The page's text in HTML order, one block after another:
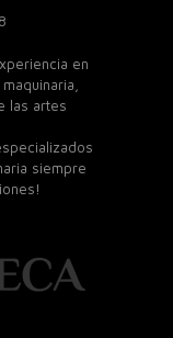
en
las artes
siempre